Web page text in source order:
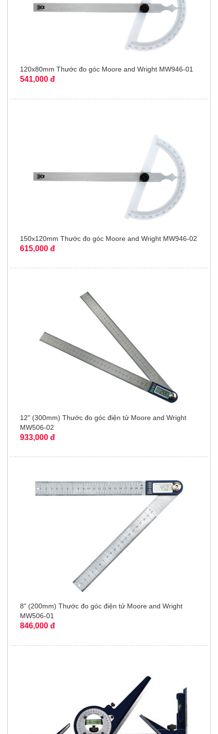
120x80mm Thước đo góc Moore and Wright MW946-01
541,000 đ
150x120mm Thước đo góc Moore and Wright MW946-02
615,000 đ
12" (300mm) Thước đo góc điện tử Moore and Wright
MW506-02
933,000 đ
8" (200mm) Thước đo góc điện tử Moore and Wright
MW506-01
846,000 đ